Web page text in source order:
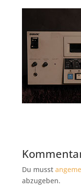
Du musst
abzugeben.